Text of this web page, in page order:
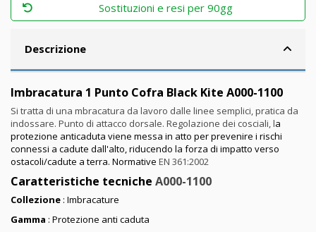
Sostituzioni e resi per 90gg
Descrizione
Imbracatura 1 Punto Cofra Black Kite A000-1100
Si tratta di una mbracatura da lavoro dalle linee semplici, pratica da
indossare. Punto di attacco dorsale. Regolazione dei cosciali, la
protezione anticaduta viene messa in atto per prevenire i rischi
connessi a cadute dall'alto, riducendo la forza di impatto verso
ostacoli/cadute a terra. Normative EN 361:2002
Caratteristiche tecniche A000-1100
Collezione : Imbracature
Gamma : Protezione anti caduta